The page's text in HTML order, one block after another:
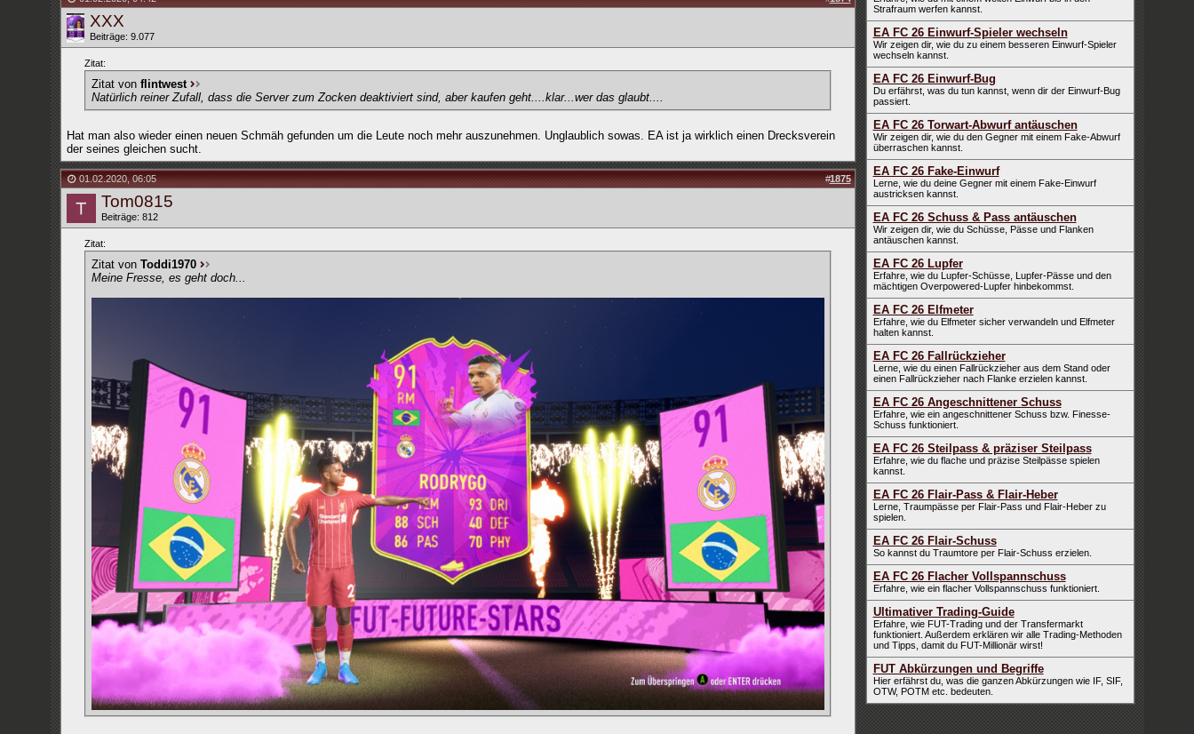
XXX
Beiträge: 9.077
Zitat:
Zitat von flintwest
Natürlich reiner Zufall, dass die Server zum Zocken deaktiviert sind, aber kaufen geht....klar...wer das glaubt....
Hat man also wieder einen neuen Schmäh gefunden um die Leute noch mehr auszunehmen. Unglaublich sowas. EA ist ja wirklich einen Drecksverein
der seines gleichen sucht.
01.02.2020,06:05 #1875
Tom0815
Beiträge: 812
Zitat:
Zitat von Toddi1970
Meine Fresse, es geht doch...
Strafraum werfen kannst.
EA FC 26 Einwurf-Spieler wechseln
Wir zeigen dir, wie du zu einem besseren Einwurf-Spieler
wechseln kannst.
EA FC 26 Einwurf-Bug
Du erfährst, was du tun kannst, wenn dir der Einwurf-Bug
passiert.
EA FC 26 Torwart-Abwurf antäuschen
Wir zeigen dir, wie du den Gegner mit einem Fake-Abwurf
überraschen kannst.
EA FC 26 Fake-Einwurf
Lerne, wie du deine Gegner mit einem Fake-Einwurf
austricksen kannst.
EA FC 26 Schuss & Pass antäuschen
Wir zeigen dir, wie du Schüsse, Pässe und Flanken
antäuschen kannst.
EA FC 26 Lupfer
Erfahre, wie du Lupfer-Schüsse, Lupfer-Pässe und den
mächtigen Overpowered-Lupfer hinbekommst.
EA FC 26 Elfmeter
Erfahre, wie du Elfmeter sicher verwandeln und Elfmeter
halten kannst.
EA FC 26 Fallrückzieher
Lerne, wie du einen Fallrückzieher aus dem Stand oder
einen Fallrückzieher nach Flanke erzielen kannst.
EA FC 26 Angeschnittener Schuss
Erfahre, wie ein angeschnittener Schuss bzw. Finesse-
Schuss funktioniert.
EA FC 26 Steilpass & präziser Steilpass
Erfahre, wie du flache und präzise Steilpässe spielen
kannst.
EA FC 26 Flair-Pass & Flair-Heber
Lerne, Traumpässe per Flair-Pass und Flair-Heber zu
spielen.
EA FC 26 Flair-Schuss
So kannst du Traumtore per Flair-Schuss erzielen.
EA FC 26 Flacher Vollspannschuss
Erfahre, wie ein flacher Vollspannschuss funktioniert.
Ultimativer Trading-Guide
Erfahre, wie FUT-Trading und der Transfermarkt
funktioniert. Außerdem erklären wir alle Trading-Methoden
und Tipps, damit du FUT-Millionär wirst!
FUT Abkürzungen und Begriffe
Hier erfährst du, was die ganzen Abkürzungen wie IF, SIF,
OTW, POTM etc. bedeuten.